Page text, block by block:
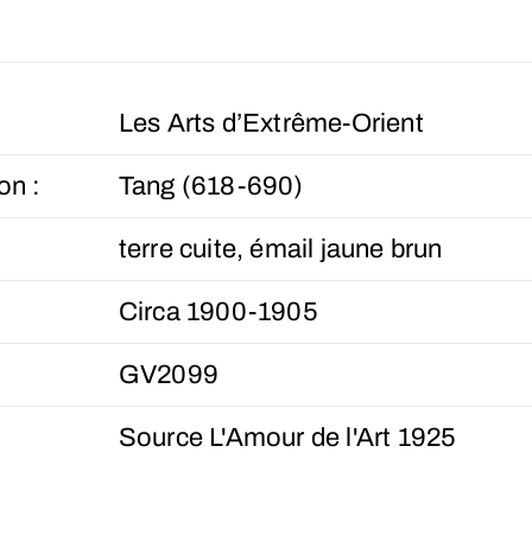
Les Arts d’Extrême-Orient
: Tang (618-690)
terre cuite, émail jaune brun
Circa 1900-1905
GV2099
Source L'Amour de l'Art 1925